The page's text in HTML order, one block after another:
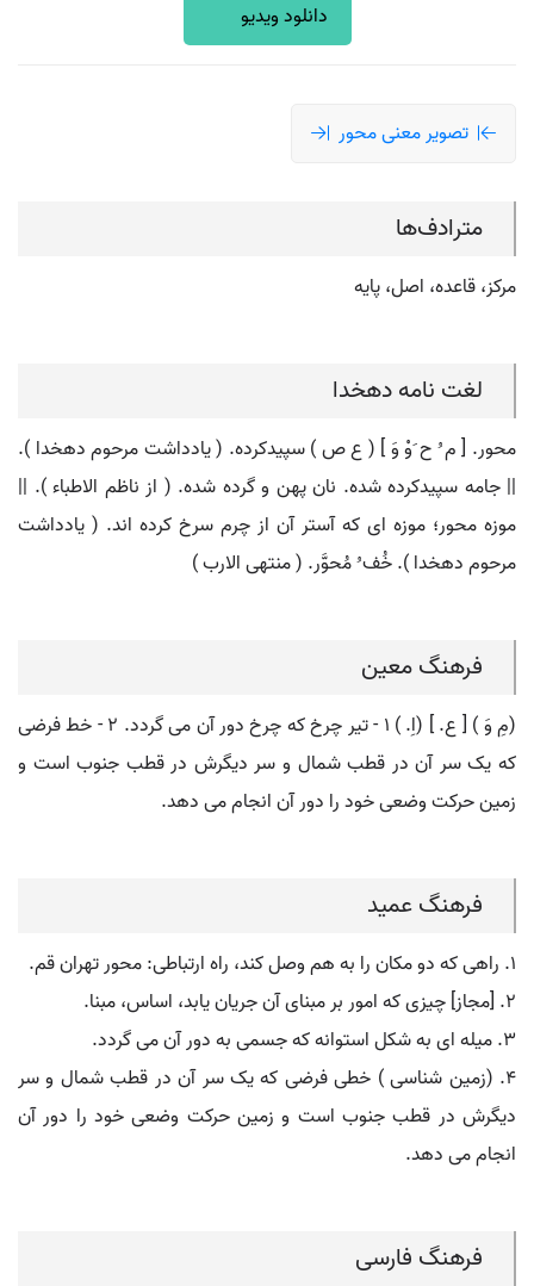
دانلود ویدیو
تصویر معنی محور
مترادف‌ها
مرکز، قاعده، اصل، پایه
لغت نامه دهخدا
محور. [ م ُ ح َوْ وَ ] ( ع ص ) سپیدکرده. ( یادداشت مرحوم دهخدا ).
|| جامه سپیدکرده شده. نان پهن و گرده شده. ( از ناظم الاطباء ). ||
موزه محور؛ موزه ای که آستر آن از چرم سرخ کرده اند. ( یادداشت
مرحوم دهخدا ). خُف ُ مُحوَّر. ( منتهی الارب )
فرهنگ معین
(مِ وَ ) [ ع. ] (اِ. ) ۱ - تیر چرخ که چرخ دور آن می گردد. ۲ - خط فرضی
که یک سر آن در قطب شمال و سر دیگرش در قطب جنوب است و
زمین حرکت وضعی خود را دور آن انجام می دهد.
فرهنگ عمید
۱. راهی که دو مکان را به هم وصل کند، راه ارتباطی: محور تهران قم.
۲. [مجاز] چیزی که امور بر مبنای آن جریان یابد، اساس، مبنا.
۳. میله ای به شکل استوانه که جسمی به دور آن می گردد.
۴. (زمین شناسی ) خطی فرضی که یک سر آن در قطب شمال و سر
دیگرش در قطب جنوب است و زمین حرکت وضعی خود را دور آن
انجام می دهد.
فرهنگ فارسی